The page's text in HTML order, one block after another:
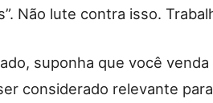
Não lute contra isso.
suponha que você
considerado relevante